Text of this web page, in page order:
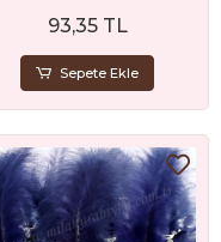
Günü ve Mevlüt Hediyesi
93,35 TL
Sepete Ekle